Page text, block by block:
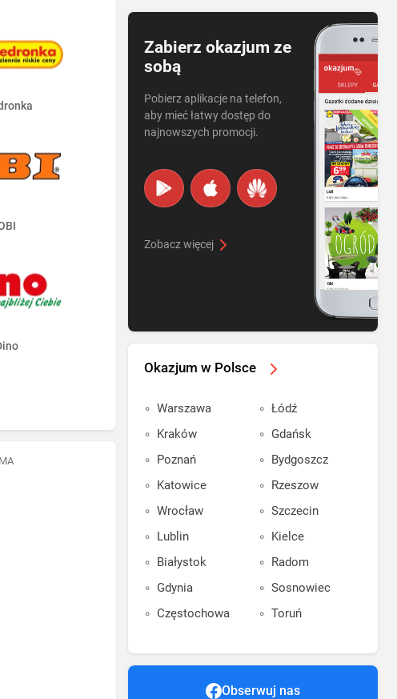
Zabierz okazjum ze
sobą
Pobierz aplikacje na telefon,
aby mieć łatwy dostęp do
najnowszych promocji.
Zobacz więcej
Okazjum w Polsce
Warszawa
Kraków
Poznań
Katowice
Wrocław
Lublin
Białystok
Gdynia
Częstochowa
Łódź
Gdańsk
Bydgoszcz
Rzeszow
Szczecin
Kielce
Radom
Sosnowiec
Toruń
Obserwuj nas